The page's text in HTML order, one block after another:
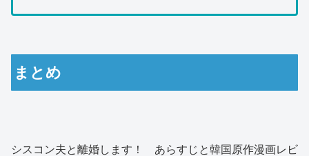
まとめ
シスコン夫と離婚します！ あらすじと韓国原作漫画レビ